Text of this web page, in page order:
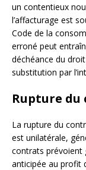
un contentieux
l’affacturage est
Code de la
erroné peut
déchéance du
substitution par
Rupture du
La rupture du
est unilatérale,
contrats prévoient
anticipée au profit